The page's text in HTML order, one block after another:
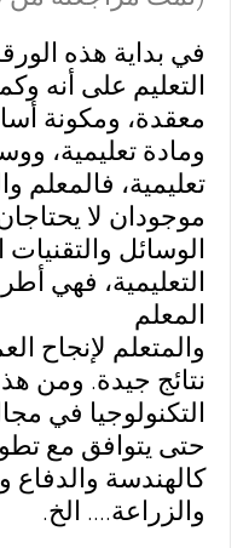
في بداية هذه
التعليم على أنه
معقدة، ومكونة
ومادة تعليمية،
تعليمية، فالمعلم
موجودان لا
الوسائل والتقنيات
التعليمية،
المعلم
والمتعلم لإنجاح
نتائج جيدة. ومن
التكنولوجيا في
حتى يتوافق مع
كالهندسة
والزراعة.... الخ.